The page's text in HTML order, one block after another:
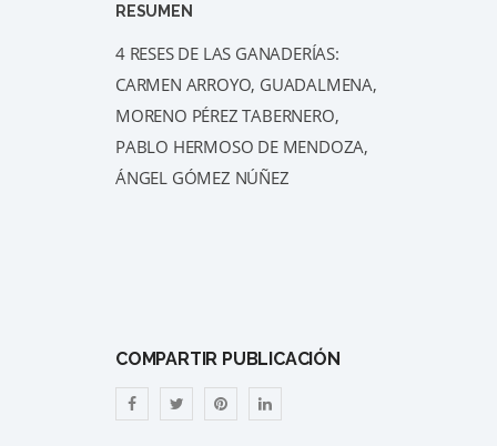
RESUMEN
4 RESES DE LAS GANADERÍAS:
CARMEN ARROYO, GUADALMENA,
MORENO PÉREZ TABERNERO,
PABLO HERMOSO DE MENDOZA,
ÁNGEL GÓMEZ NÚÑEZ
COMPARTIR PUBLICACIÓN